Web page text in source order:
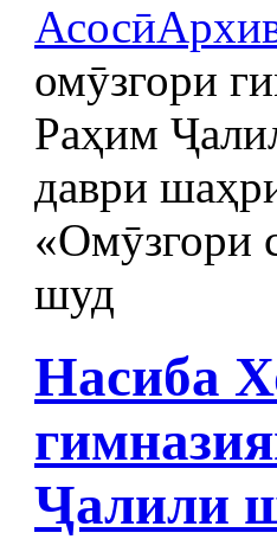
Асосӣ
омӯзгори
Раҳим
даври
«Омӯзгори
шуд
Насиба
Ҷалили